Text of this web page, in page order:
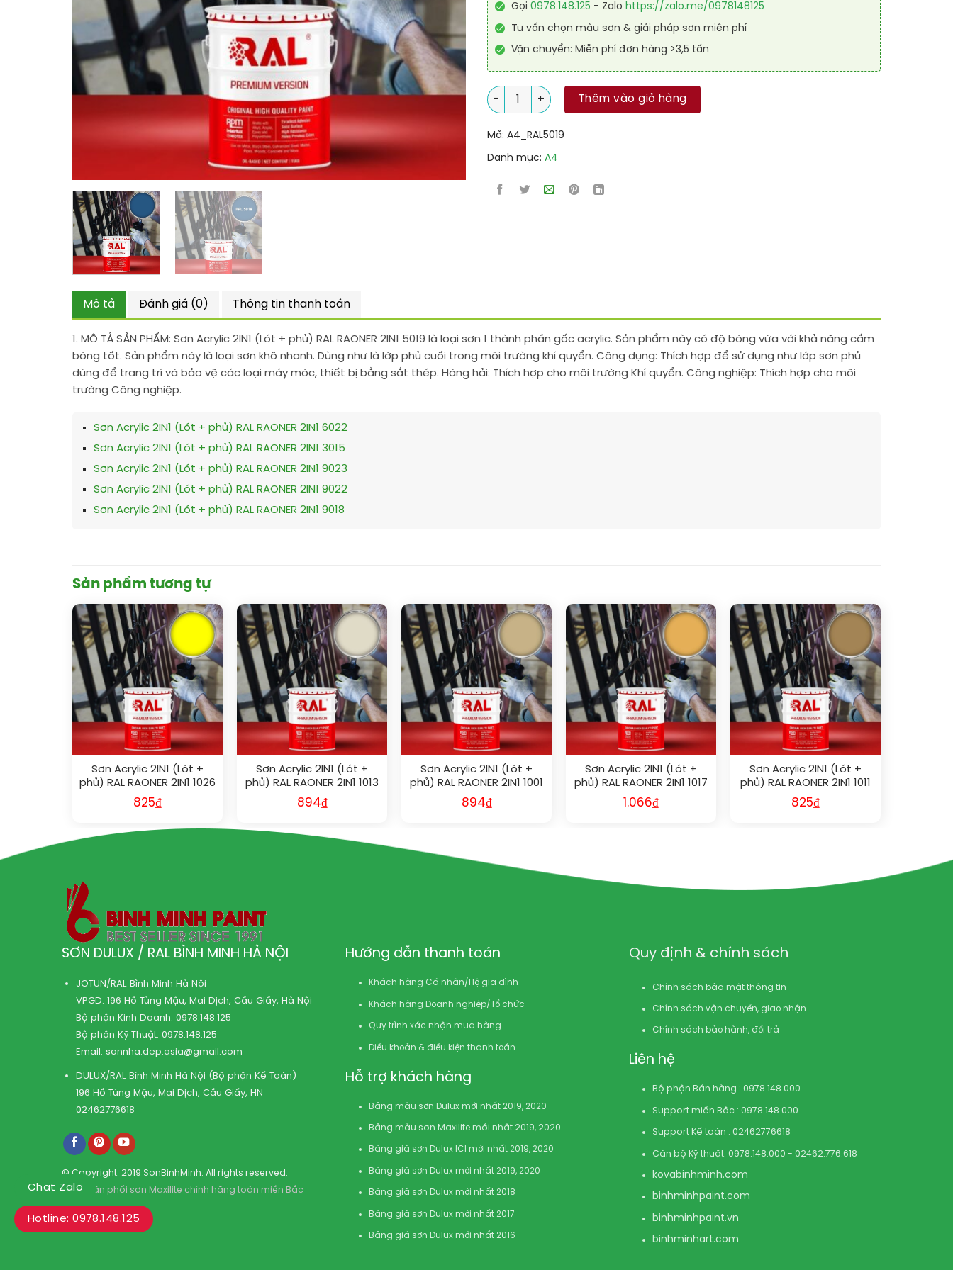
Gọi 0978.148.125 - Zalo https://zalo.me/0978148125
Tư vấn chọn màu sơn & giải pháp sơn miễn phí
Vận chuyển: Miễn phí đơn hàng >3,5 tấn
Sơn Acrylic 2IN1 (Lót + phủ) RAL RAONER 2IN1 5019 số lượng
Thêm vào giỏ hàng
Mã: A4_RAL5019
Danh mục: A4
Mô tả Đánh giá (0) Thông tin thanh toán
1. MÔ TẢ SẢN PHẨM: Sơn Acrylic 2IN1 (Lót + phủ) RAL RAONER 2IN1 5019 là loại sơn 1 thành phần gốc acrylic. Sản phẩm này có độ bóng vừa với khả năng cầm
bóng tốt. Sản phẩm này là loại sơn khô nhanh. Dùng như là lớp phủ cuối trong môi trường khí quyển. Công dụng: Thích hợp để sử dụng như lớp sơn phủ
dùng để trang trí và bảo vệ các loại máy móc, thiết bị bằng sắt thép. Hàng hải: Thích hợp cho môi trường Khí quyển. Công nghiệp: Thích hợp cho môi
trường Công nghiệp.
Sơn Acrylic 2IN1 (Lót + phủ) RAL RAONER 2IN1 6022
Sơn Acrylic 2IN1 (Lót + phủ) RAL RAONER 2IN1 3015
Sơn Acrylic 2IN1 (Lót + phủ) RAL RAONER 2IN1 9023
Sơn Acrylic 2IN1 (Lót + phủ) RAL RAONER 2IN1 9022
Sơn Acrylic 2IN1 (Lót + phủ) RAL RAONER 2IN1 9018
Sản phẩm tương tự
Sơn Acrylic 2IN1 (Lót +
phủ) RAL RAONER 2IN1 1026
825₫
Sơn Acrylic 2IN1 (Lót +
phủ) RAL RAONER 2IN1 1013
894₫
Sơn Acrylic 2IN1 (Lót +
phủ) RAL RAONER 2IN1 1001
894₫
Sơn Acrylic 2IN1 (Lót +
phủ) RAL RAONER 2IN1 1017
1.066₫
Sơn Acrylic 2IN1 (Lót +
phủ) RAL RAONER 2IN1 1011
825₫
SƠN DULUX / RAL BÌNH MINH HÀ NỘI
JOTUN/RAL Bình Minh Hà Nội
VPGD: 196 Hồ Tùng Mậu, Mai Dịch, Cầu Giấy, Hà Nội
Bộ phận Kinh Doanh:0978.148.125
Bộ phận Kỹ Thuật:0978.148.125
Email: sonnha.dep.asia@gmail.com
DULUX/RAL Bình Minh Hà Nội (Bộ phận Kế Toán)
196 Hồ Tùng Mậu, Mai Dịch, Cầu Giấy, HN
02462776618
© Copyright: 2019 SonBinhMinh. All rights reserved.
Kho phân phối sơn Maxilite chính hãng toàn miền Bắc
Hướng dẫn thanh toán
Khách hàng Cá nhân/Hộ gia đình
Khách hàng Doanh nghiệp/Tổ chức
Quy trình xác nhận mua hàng
Điều khoản & điều kiện thanh toán
Hỗ trợ khách hàng
Bảng màu sơn Dulux mới nhất 2019, 2020
Bảng màu sơn Maxilite mới nhất 2019, 2020
Bảng giá sơn Dulux ICI mới nhất 2019, 2020
Bảng giá sơn Dulux mới nhất 2019, 2020
Bảng giá sơn Dulux mới nhất 2018
Bảng giá sơn Dulux mới nhất 2017
Bảng giá sơn Dulux mới nhất 2016
Quy định & chính sách
Chính sách bảo mật thông tin
Chính sách vận chuyển, giao nhận
Chính sách bảo hành, đổi trả
Liên hệ
Bộ phận Bán hàng : 0978.148.000
Support miền Bắc : 0978.148.000
Support Kế toán : 02462776618
Cán bộ Kỹ thuật: 0978.148.000 - 02462.776.618
kovabinhminh.com
binhminhpaint.com
binhminhpaint.vn
binhminhart.com
Chat Zalo
Hotline: 0978.148.125